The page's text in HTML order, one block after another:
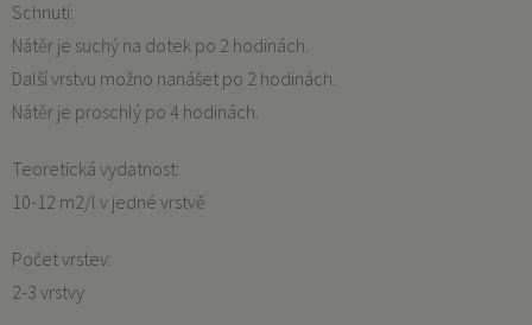
Schnutí:
Nátěr je suchý na dotek po 2 hodinách.
Další vrstvu možno nanášet po 2 hodinách.
Nátěr je proschlý po 4 hodinách.
Teoretická vydatnost:
10-12 m2/l v jedné vrstvě
Počet vrstev:
2-3 vrstvy